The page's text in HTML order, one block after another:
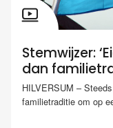
Stemwijzer:
dan
HILVERSUM –
familietraditie om op